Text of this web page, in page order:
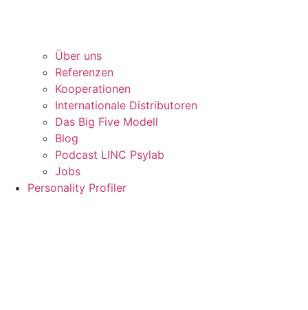
Über uns
Referenzen
Kooperationen
Internationale Distributoren
Das Big Five Modell
Blog
Podcast LINC Psylab
Jobs
Personality Profiler